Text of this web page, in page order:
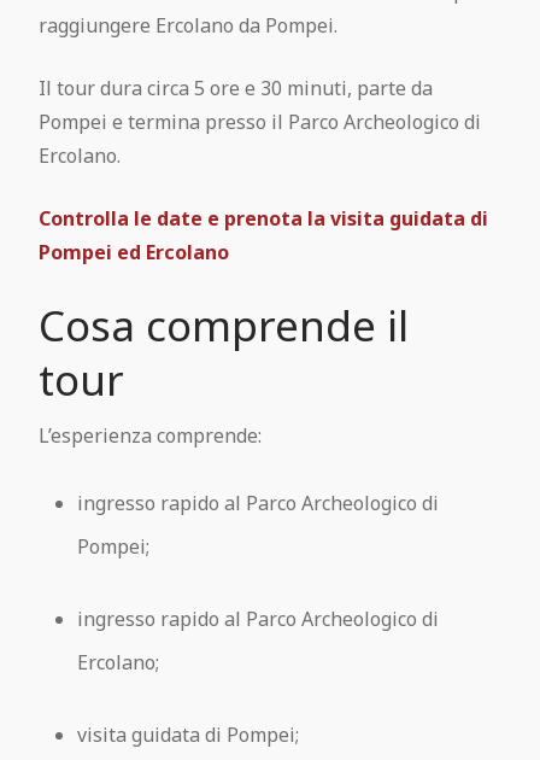
raggiungere Ercolano da Pompei.
Il tour dura circa 5 ore e 30 minuti, parte da
Pompei e termina presso il Parco Archeologico di
Ercolano.
Controlla le date e prenota la visita guidata di
Pompei ed Ercolano
Cosa comprende il
tour
L’esperienza comprende:
ingresso rapido al Parco Archeologico di
Pompei;
ingresso rapido al Parco Archeologico di
Ercolano;
visita guidata di Pompei;